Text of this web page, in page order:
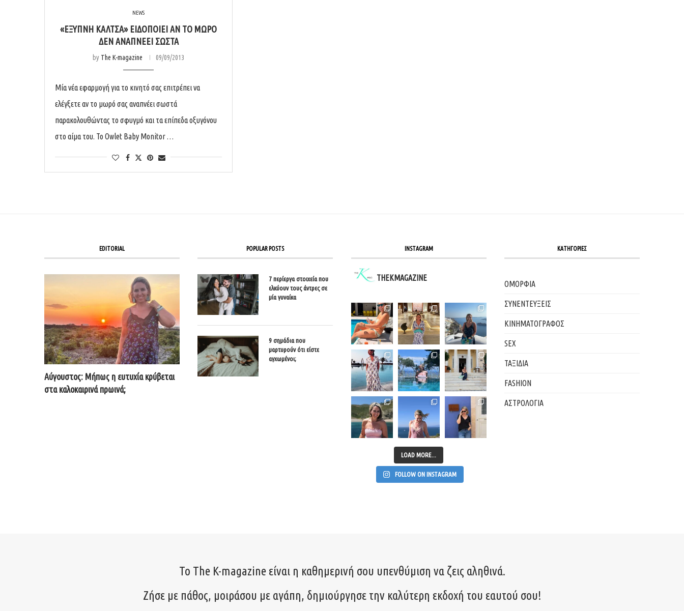
NEWS
«ΈΞΥΠΝΗ ΚΆΛΤΣΑ» ΕΙΔΟΠΟΙΕΊ ΑΝ ΤΟ ΜΩΡΌ
ΔΕΝ ΑΝΑΠΝΈΕΙ ΣΩΣΤΆ
by The K-magazine 09/09/2013
Μία νέα εφαρμογή για το κινητό σας επιτρέπει να
ελέγξετε αν το μωρό σας αναπνέει σωστά
παρακολουθώντας το σφυγμό και τα επίπεδα οξυγόνου
στο αίμα του. Το Owlet Baby Monitor …
EDITORIAL
Αύγουστος: Μήπως η ευτυχία κρύβεται
στα καλοκαιρινά πρωινά;
POPULAR POSTS
7 περίεργα στοιχεία που
ελκύουν τους άντρες σε
μία γυναίκα
9 σημάδια που
μαρτυρούν ότι είστε
αγχωμένοι;
INSTAGRAM
THEKMAGAZINE
LOAD MORE...
FOLLOW ON INSTAGRAM
ΚΑΤΗΓΟΡΙΕΣ
ΟΜΟΡΦΙΑ
ΣΥΝΕΝΤΕΥΞΕΙΣ
ΚΙΝΗΜΑΤΟΓΡΑΦΟΣ
SEX
ΤΑΞΙΔΙΑ
FASHION
ΑΣΤΡΟΛΟΓΙΑ
Το The K-magazine είναι η καθημερινή σου υπενθύμιση να ζεις αληθινά.
Ζήσε με πάθος, μοιράσου με αγάπη, δημιούργησε την καλύτερη εκδοχή του εαυτού σου!